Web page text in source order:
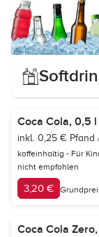
Coca Cola, 0,5 l
inkl. 0,25 € Pfand
koffeinhaltig - Für
nicht empfohlen
3,20 €
Coca Cola